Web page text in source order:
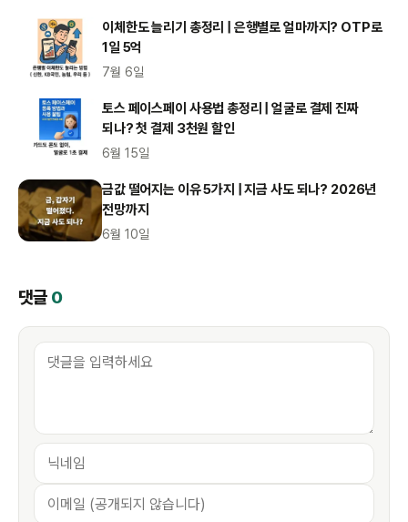
이체한도 늘리기 총정리 | 은행별로 얼마까지? OTP로
1일 5억
7월 6일
토스 페이스페이 사용법 총정리 | 얼굴로 결제 진짜
되나? 첫 결제 3천원 할인
6월 15일
금값 떨어지는 이유 5가지 | 지금 사도 되나? 2026년
전망까지
6월 10일
댓글 0